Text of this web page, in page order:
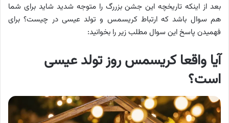
بعد از اینکه تاریخچه این جشن بزررگ را متوجه شدید شاید برای شما
هم سوال باشد که ارتباط کریسمس و تولد عیسی در چیست؟ برای
فهمیدن پاسخ این سوال مطلب زیر را بخوانید:
آیا واقعا کریسمس روز تولد عیسی
است؟